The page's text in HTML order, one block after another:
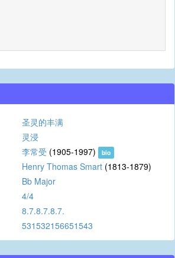
圣灵的丰满
灵浸
李常受 (1905-1997) bio
Henry Thomas Smart (1813-1879)
Bb Major
4/4
8.7.8.7.8.7.
531532156651543